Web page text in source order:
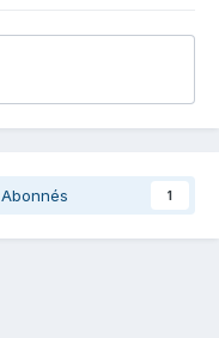
Abonnés 1